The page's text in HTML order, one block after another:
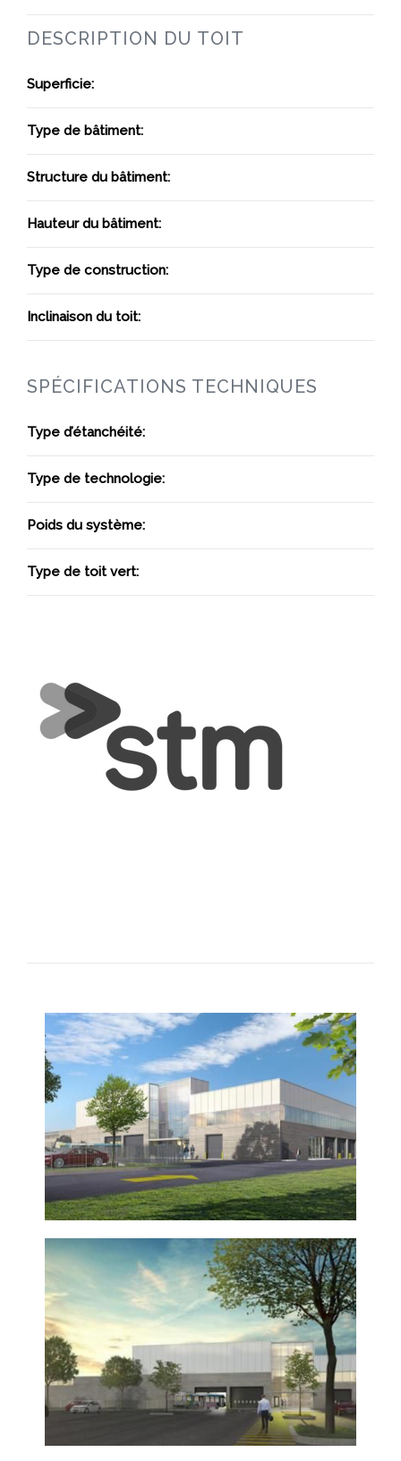
DESCRIPTION DU TOIT
Superficie:
Type de bâtiment:
Structure du bâtiment:
Hauteur du bâtiment:
Type de construction:
Inclinaison du toit:
SPÉCIFICATIONS TECHNIQUES
Type d’étanchéité:
Type de technologie:
Poids du système:
Type de toit vert: